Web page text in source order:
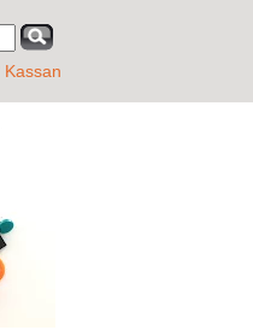
Kassan